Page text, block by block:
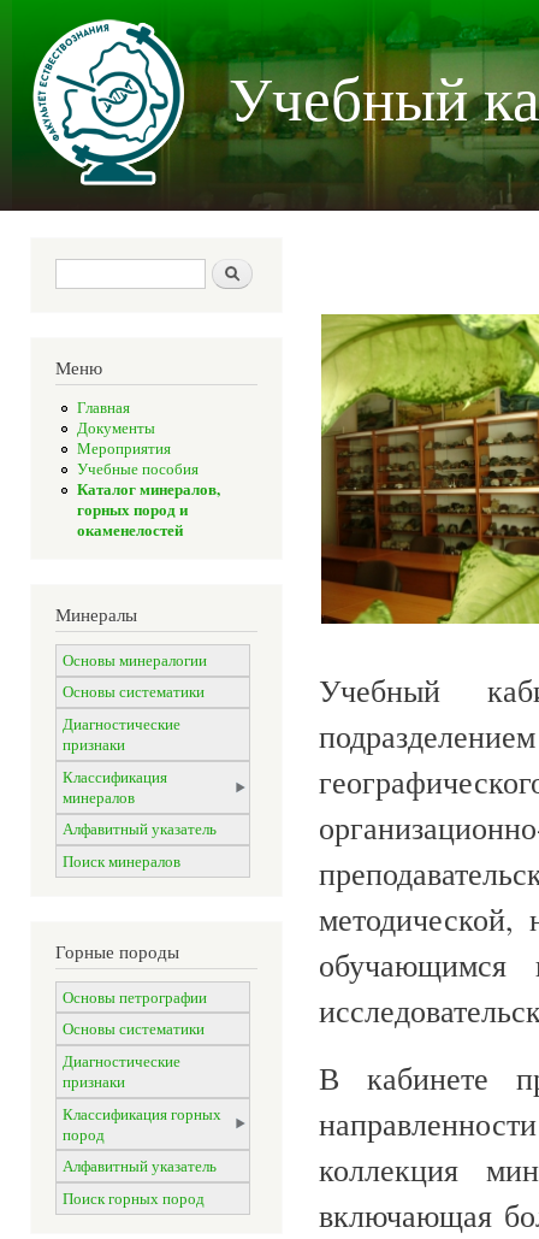
Учебный
Форма поиска Поиск
Меню
Главная
Документы
Мероприятия
Учебные пособия
Каталог минералов,
горных пород и
окаменелостей
Минералы
Основы минералогии
Основы систематики
Диагностические
признаки
Классификация
минералов
Алфавитный указатель
Поиск минералов
Горные породы
Основы петрографии
Основы систематики
Диагностические
признаки
Классификация горных
пород
Алфавитный указатель
Поиск горных пород
Учебный
методической,
обучающимся
В кабинете
коллекция
включающая